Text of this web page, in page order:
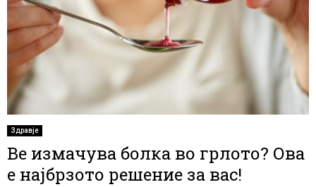
Здравје
Ве измачува болка во грлото? Ова
е најбрзото решение за вас!